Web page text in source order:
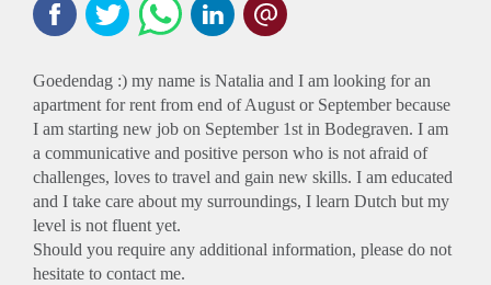
Goedendag :) my name is Natalia and I am looking for an
apartment for rent from end of August or September because
I am starting new job on September 1st in Bodegraven. I am
a communicative and positive person who is not afraid of
challenges, loves to travel and gain new skills. I am educated
and I take care about my surroundings, I learn Dutch but my
level is not fluent yet.
Should you require any additional information, please do not
hesitate to contact me.